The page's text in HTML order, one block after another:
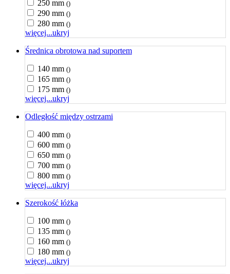
250 mm ()
290 mm ()
280 mm ()
więcej...ukryj
Średnica obrotowa nad suportem
140 mm ()
165 mm ()
175 mm ()
więcej...ukryj
Odległość między ostrzami
400 mm ()
600 mm ()
650 mm ()
700 mm ()
800 mm ()
więcej...ukryj
Szerokość łóżka
100 mm ()
135 mm ()
160 mm ()
180 mm ()
więcej...ukryj